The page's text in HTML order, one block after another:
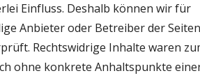
Einfluss. Deshalb können wir für
Anbieter oder Betreiber der Seiten
Rechtswidrige Inhalte waren
ohne konkrete Anhaltspunkte